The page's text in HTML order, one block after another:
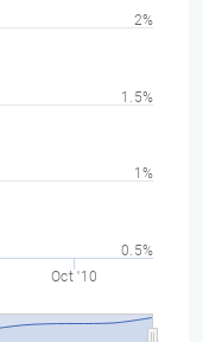
Oct '10
0.5%
1%
1.5%
2%